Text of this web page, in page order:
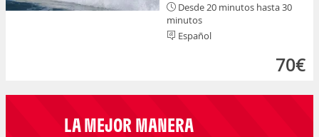
Desde 20 minutos hasta 30
minutos
Español
70€
LA MEJOR MANERA